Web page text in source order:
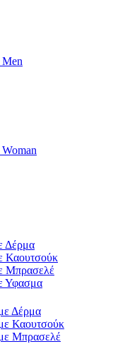
Δέρμα
Καουτσούκ
Μπρασελέ
Υφασμα
Δέρμα
Καουτσούκ
με Μπρασελέ